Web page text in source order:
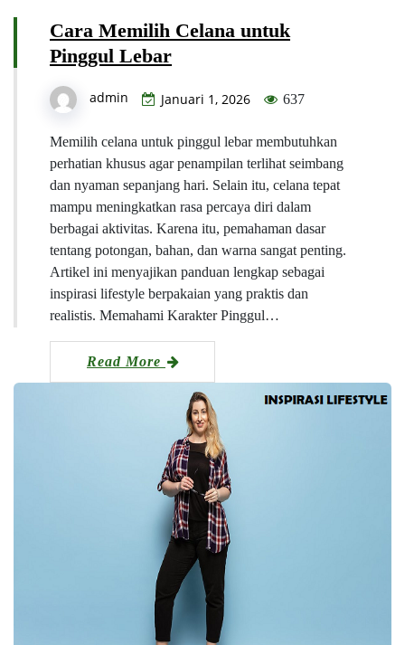
Cara Memilih Celana untuk
Pinggul Lebar
admin Januari 1, 2026 637
Memilih celana untuk pinggul lebar membutuhkan
perhatian khusus agar penampilan terlihat seimbang
dan nyaman sepanjang hari. Selain itu, celana tepat
mampu meningkatkan rasa percaya diri dalam
berbagai aktivitas. Karena itu, pemahaman dasar
tentang potongan, bahan, dan warna sangat penting.
Artikel ini menyajikan panduan lengkap sebagai
inspirasi lifestyle berpakaian yang praktis dan
realistis. Memahami Karakter Pinggul…
Read More